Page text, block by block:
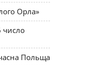
Орла»
число
Польща